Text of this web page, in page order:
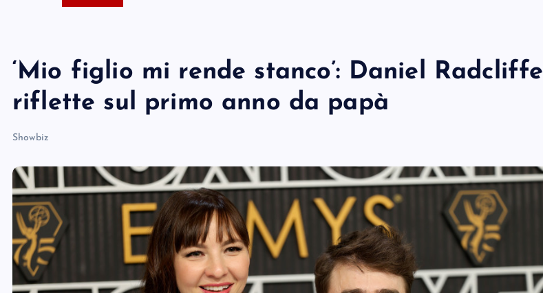
‘Mio figlio mi rende stanco’: Daniel Radcliffe
riflette sul primo anno da papà
Showbiz